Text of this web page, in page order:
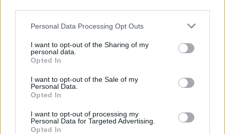
Please note that this website/app uses one or more Google
not limited to your visit or usage behaviour. You may click to
grant or deny consent to Google and its third-party tags to
use your data for below specified purposes in below Google
consent section.
Personal Data Processing Opt Outs
I want to opt-out of the Sharing of my
personal data.
Opted In
I want to opt-out of the Sale of my
Personal Data.
Opted In
I want to opt-out of processing my
Personal Data for Targeted Advertising.
Opted In
Continua a leggere
LIFESTYLE